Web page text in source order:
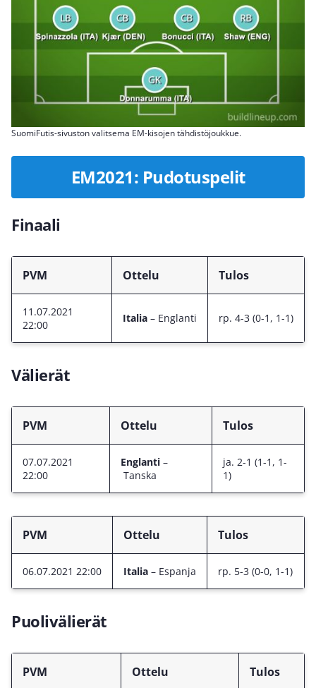
SuomiFutis-sivuston valitsema EM-kisojen tähdistöjoukkue.
EM2021: Pudotuspelit
Finaali
PVM Ottelu Tulos
11.07.2021
22:00
Italia – Englanti rp. 4-3 (0-1, 1-1)
Välierät
PVM Ottelu Tulos
07.07.2021
22:00
Englanti –
Tanska
ja. 2-1 (1-1, 1-
1)
PVM Ottelu Tulos
06.07.2021 22:00 Italia – Espanja rp. 5-3 (0-0, 1-1)
Puolivälierät
PVM Ottelu Tulos